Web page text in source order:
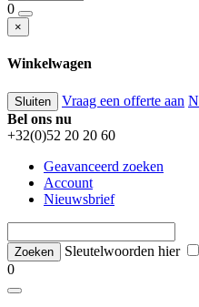
0
×
Winkelwagen
Sluiten Vraag een offerte aan
Bel ons nu
+32(0)52 20 20 60
Geavanceerd zoeken
Account
Nieuwsbrief
Sleutelwoorden hier
0